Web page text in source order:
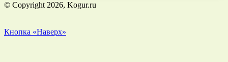
© Copyright 2026, Kogur.ru
Кнопка «Наверх»